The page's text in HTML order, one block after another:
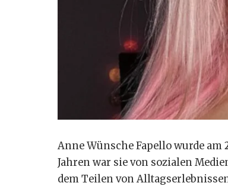
Anne Wünsche Fapello wurde am
Jahren war sie von sozialen
dem Teilen von